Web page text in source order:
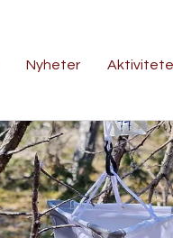
Nyheter